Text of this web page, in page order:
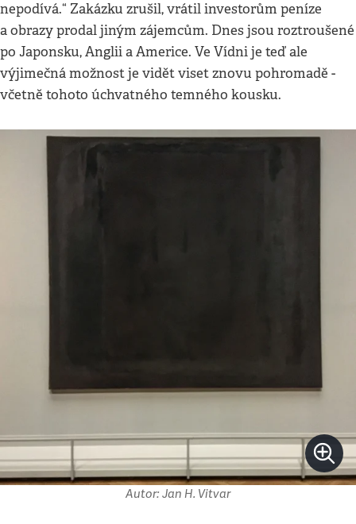
nepodívá.“ Zakázku zrušil, vrátil investorům peníze
a obrazy prodal jiným zájemcům. Dnes jsou roztroušené
po Japonsku, Anglii a Americe. Ve Vídni je teď ale
výjimečná možnost je vidět viset znovu pohromadě -
včetně tohoto úchvatného temného kousku.
Autor: Jan H. Vitvar